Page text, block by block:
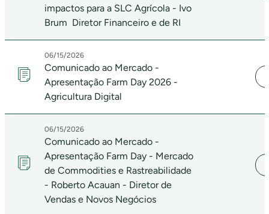
impactos para a SLC Agrícola - Ivo
Brum  Diretor Financeiro e de RI
06/15/2026
Comunicado ao Mercado -
Apresentação Farm Day 2026 -
Agricultura Digital
06/15/2026
Comunicado ao Mercado -
Apresentação Farm Day - Mercado
de Commodities e Rastreabilidade
- Roberto Acauan - Diretor de
Vendas e Novos Negócios